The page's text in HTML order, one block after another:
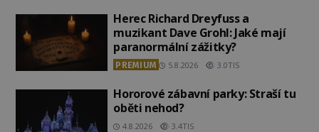
Herec Richard Dreyfuss a
muzikant Dave Grohl: Jaké mají
paranormální zážitky?
PREMIUM 5.8.2026 3.0TIS
Hororové zábavní parky: Straší tu
oběti nehod?
4.8.2026 3.4TIS